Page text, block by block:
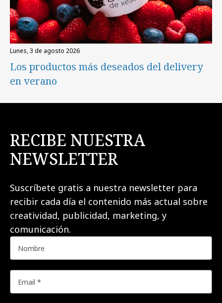
lunes, 3 de agosto 2026
Los productos más deseados del delivery
en verano
RECIBE NUESTRA
NEWSLETTER
Suscríbete gratis a nuestra newsletter para
recibir cada día el contenido más actual sobre
creatividad, publicidad, marketing, y
comunicación.